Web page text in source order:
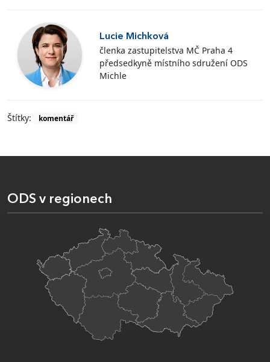
Lucie Michková
členka zastupitelstva MČ Praha 4
předsedkyně místního sdružení ODS
Michle
Štítky: komentář
ODS v regionech